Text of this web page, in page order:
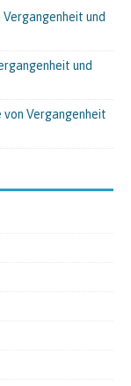
und
und
Vergangenheit